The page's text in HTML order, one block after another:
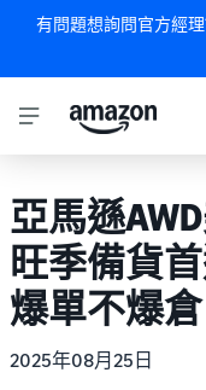
有問題想詢問官方經
亞馬遜
旺季備貨
爆單不爆倉
2025年08月25日